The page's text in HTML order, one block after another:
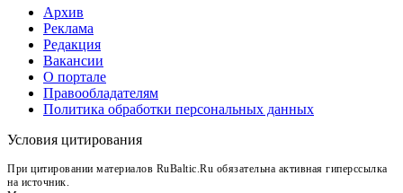
Архив
Реклама
Редакция
Вакансии
О портале
Правообладателям
Политика обработки персональных данных
Условия цитирования
При цитировании материалов RuBaltic.Ru обязательна активная гиперссылка
на источник.